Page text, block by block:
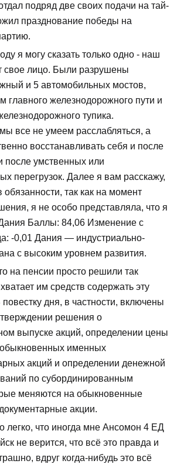
подряд две своих подачи на тай-
празднование победы на
я могу сказать только одно - наш
свое лицо. Были разрушены
и 5 автомобильных мостов,
главного железнодорожного пути и
тупика.
все не умеем расслабляться, а
восстанавливать себя и после
после умственных или
перегрузок. Далее я вам расскажу,
обязанности, так как на момент
я не особо представляла, что я
Баллы: 84,06 Изменение с
-0,01 Дания — индустриально-
с высоким уровнем развития.
на пенсии просто решили так
им средств содержать эту
дня, в частности, включены
решения о
выпуске акций, определении цены
именных
акций и определении денежной
по субординированным
меняются на обыкновенные
акции.
легко, что иногда мне Ансомон 4 ЕД
не верится, что всё это правда и
вдруг когда-нибудь это всё